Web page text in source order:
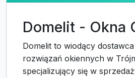
Domelit - Okna
Domelit to wiodący
rozwiązań okiennych w
specjalizujący się w